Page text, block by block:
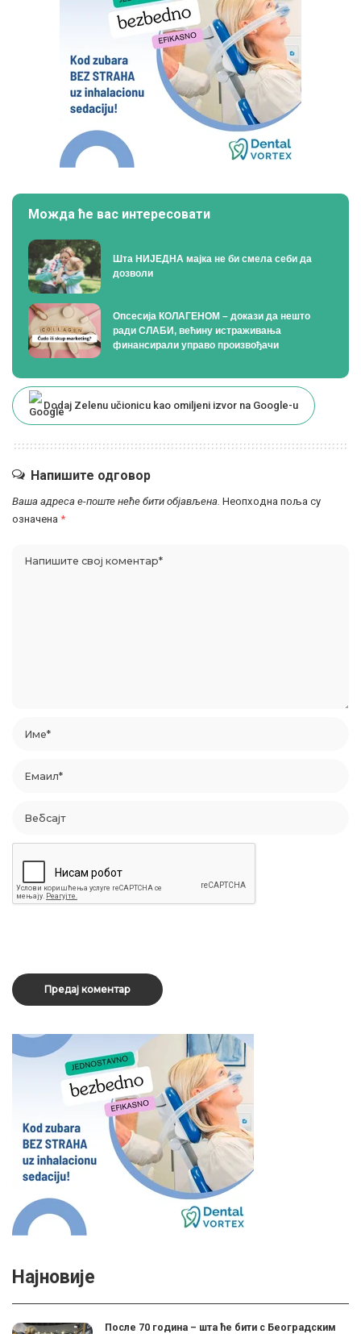
Можда ће вас интересовати
Шта НИЈЕДНА мајка не би смела себи да
дозволи
Опсесија КОЛАГЕНОМ – докази да нешто
ради СЛАБИ, већину истраживања
финансирали управо произвођачи
Dodaj Zelenu učionicu kao omiljeni izvor na Google-u
Напишите одговор
Ваша адреса е-поште неће бити објављена. Неопходна поља су
означена *
Најновије
После 70 година – шта ће бити с Београдским